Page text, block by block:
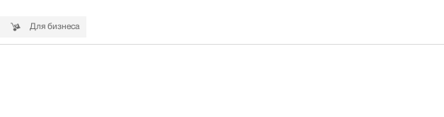
Для бизнеса